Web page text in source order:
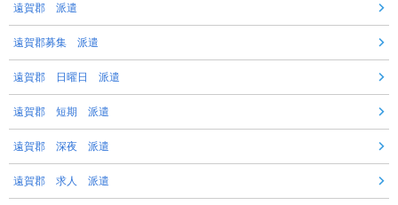
遠賀郡 派遣
遠賀郡募集 派遣
遠賀郡 日曜日 派遣
遠賀郡 短期 派遣
遠賀郡 深夜 派遣
遠賀郡 求人 派遣